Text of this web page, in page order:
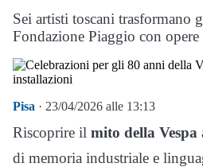
Sei artisti toscani trasformano
Fondazione Piaggio con opere
Pisa · 23/04/2026 alle 13:13
Riscoprire il mito della Vespa
di memoria industriale e